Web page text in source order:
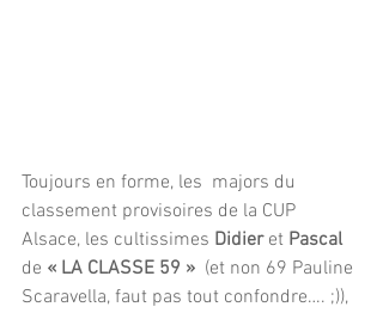
Toujours en forme, les  majors du
classement provisoires de la CUP
Alsace, les cultissimes Didier et Pascal
de « LA CLASSE 59 »
  (et non 69 Pauline
Scaravella, faut pas tout confondre…. ;)),